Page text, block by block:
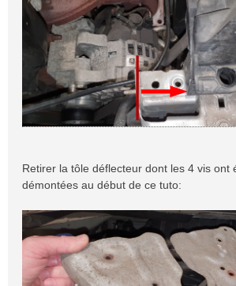
Retirer la tôle déflecteur dont les 4 vis ont
démontées au début de ce tuto: